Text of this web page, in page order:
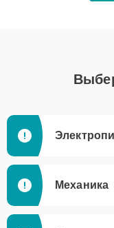
Механика